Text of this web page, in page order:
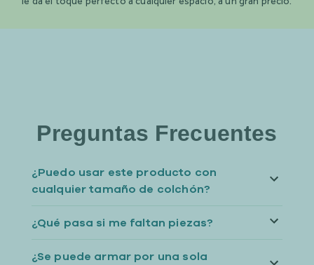
Preguntas Frecuentes
¿Puedo usar este producto con
cualquier tamaño de colchón?
¿Qué pasa si me faltan piezas?
¿Se puede armar por una sola